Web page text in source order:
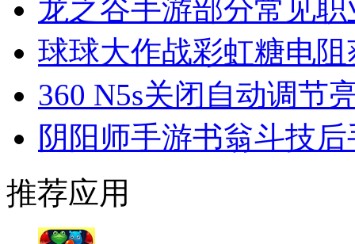
龙之谷手游部分常见
球球大作战彩虹糖电
360 N5s关闭自动调节
阴阳师手游书翁斗技
推荐应用